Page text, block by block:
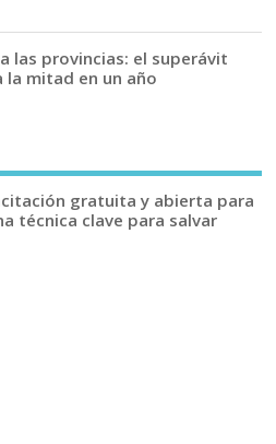
las provincias: el superávit
la mitad en un año
gratuita y abierta para
técnica clave para salvar